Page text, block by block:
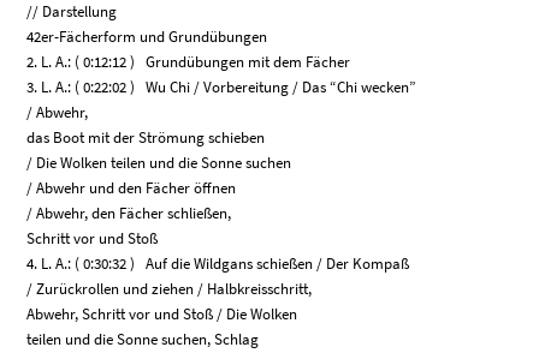
// Darstellung
42er-Fächerform und Grundübungen
2. L. A.: ( 0:12:12 ) Grundübungen mit dem Fächer
3. L. A.: ( 0:22:02 ) Wu Chi / Vorbereitung / Das “Chi wecken”
/ Abwehr,
das Boot mit der Strömung schieben
/ Die Wolken teilen und die Sonne suchen
/ Abwehr und den Fächer öffnen
/ Abwehr, den Fächer schließen,
Schritt vor und Stoß
4. L. A.: ( 0:30:32 ) Auf die Wildgans schießen / Der Kompaß
/ Zurückrollen und ziehen / Halbkreisschritt,
Abwehr, Schritt vor und Stoß / Die Wolken
teilen und die Sonne suchen, Schlag